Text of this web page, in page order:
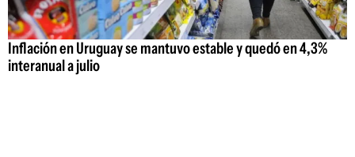
Inflación en Uruguay se mantuvo estable y quedó en 4,3%
interanual a julio